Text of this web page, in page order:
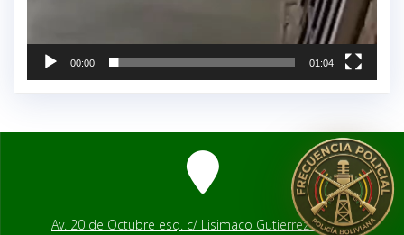
00:00 01:04
Av. 20 de Octubre esq. c/ Lisimaco Gutierrez # 2541